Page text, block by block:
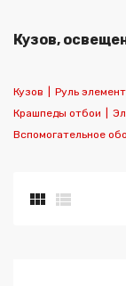
Кузов,
Кузов Руль
Крашпеды отбои
Вспомогательное
 